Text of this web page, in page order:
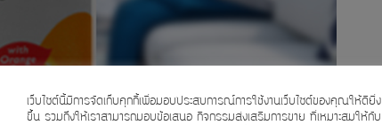
เว็บไซต์นี้มีการจัดเก็บคุกกี้เพื่อมอบประสบการณ์การใช้งานเว็บไซต์ของคุณให้ดียิ่ง
ขึ้น รวมถึงให้เราสามารถมอบข้อเสนอ กิจกรรมส่งเสริมการขาย ที่เหมาะสมให้กับ